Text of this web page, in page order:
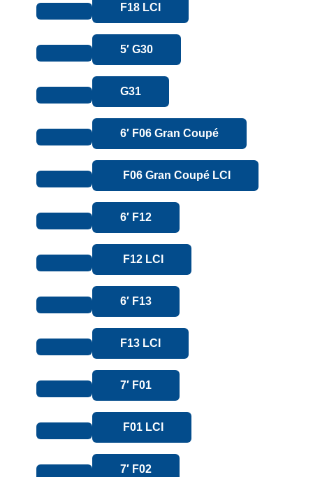
F18 LCI
5′ G30
G31
6′ F06 Gran Coupé
F06 Gran Coupé LCI
6′ F12
F12 LCI
6′ F13
F13 LCI
7′ F01
F01 LCI
7′ F02